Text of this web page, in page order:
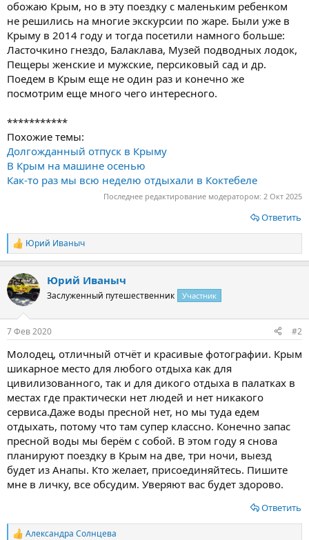
обожаю Крым, но в эту поездку с маленьким ребенком
не решились на многие экскурсии по жаре. Были уже в
Крыму в 2014 году и тогда посетили намного больше:
Ласточкино гнездо, Балаклава, Музей подводных лодок,
Пещеры женские и мужские, персиковый сад и др.
Поедем в Крым еще не один раз и конечно же
посмотрим еще много чего интересного.
***********
Похожие темы:
Долгожданный отпуск в Крыму
В Крым на машине осенью
Как-то раз мы всю неделю отдыхали в Коктебеле
Последнее редактирование модератором: 2 Окт 2025
Ответить
Р
е
к
ц
и
Юрий Иваныч
Юрий Иваныч
Заслуженный путешественник Участник
7 Фев 2020 #2
Молодец, отличный отчёт и красивые фотографии. Крым
шикарное место для любого отдыха как для
цивилизованного, так и для дикого отдыха в палатках в
местах где практически нет людей и нет никакого
сервиса.Даже воды пресной нет, но мы туда едем
отдыхать, потому что там супер классно. Конечно запас
пресной воды мы берём с собой. В этом году я снова
планируют поездку в Крым на две, три ночи, выезд
будет из Анапы. Кто желает, присоединяйтесь. Пишите
мне в личку, все обсудим. Уверяют вас будет здорово.
Ответить
Р
Александра Солнцева